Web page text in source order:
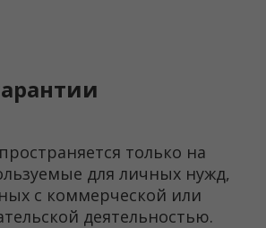
только на
для личных нужд,
с коммерческой или
деятельностью.